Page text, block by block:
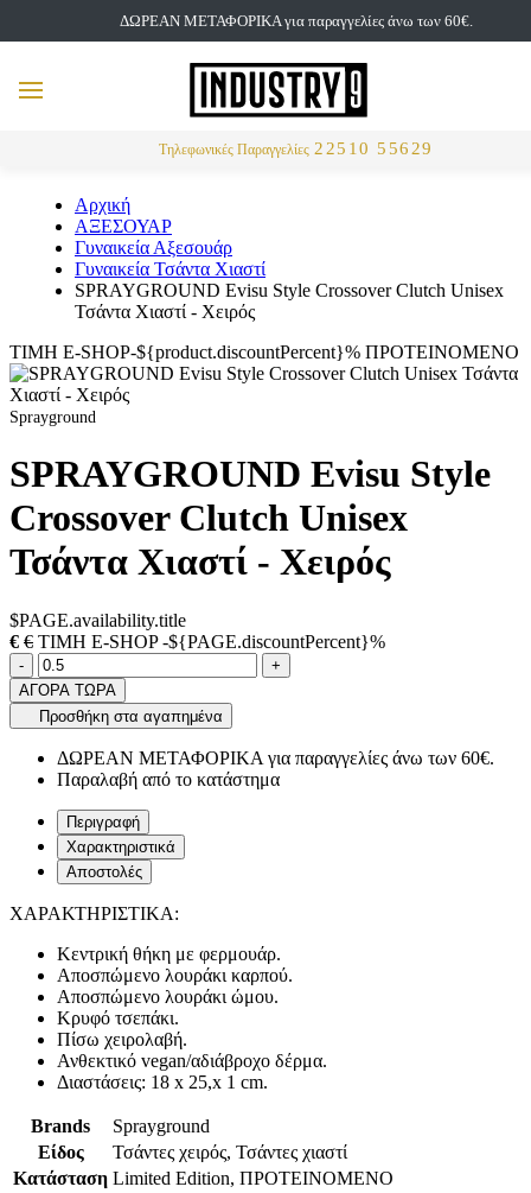
ΔΩΡΕΑΝ ΜΕΤΑΦΟΡΙΚΑ για παραγγελίες άνω των 60€.
Τηλεφωνικές Παραγγελίες 22510 55629
MENU
Αρχική
ΑΞΕΣΟΥΑΡ
Γυναικεία Αξεσουάρ
Γυναικεία Τσάντα Χιαστί
SPRAYGROUND Evisu Style Crossover Clutch Unisex
Τσάντα Χιαστί - Χειρός
ΤΙΜΗ E-SHOP-${product.discountPercent}% ΠΡΟΤΕΙΝΟΜΕΝΟ
Sprayground
SPRAYGROUND Evisu Style
Crossover Clutch Unisex
Τσάντα Χιαστί - Χειρός
$PAGE.availability.title
€ € ΤΙΜΗ E-SHOP -${PAGE.discountPercent}%
Ποσότητα
-product.increase.quantity +
ΑΓΟΡΑ ΤΩΡΑ
Προσθήκη στα αγαπημένα
ΔΩΡΕΑΝ ΜΕΤΑΦΟΡΙΚΑ για παραγγελίες άνω των 60€.
Παραλαβή από το κατάστημα
Περιγραφή
Χαρακτηριστικά
Αποστολές
ΧΑΡΑΚΤΗΡΙΣΤΙΚΑ:
Κεντρική θήκη με φερμουάρ.
Αποσπώμενο λουράκι καρπού.
Αποσπώμενο λουράκι ώμου.
Κρυφό τσεπάκι.
Πίσω χειρολαβή.
Ανθεκτικό vegan/αδιάβροχο δέρμα.
Διαστάσεις: 18 x 25,x 1 cm.
Brands
Sprayground
Είδος
Τσάντες χειρός, Τσάντες χιαστί
Κατάσταση Limited Edition, ΠΡΟΤΕΙΝΟΜΕΝΟ